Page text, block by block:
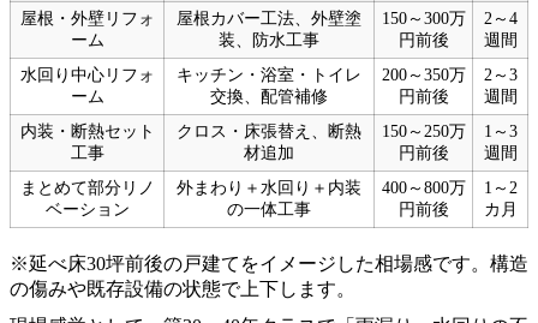
屋根・外壁リフォ
ーム
屋根カバー工法、外壁塗
装、防水工事
150～300万
円前後
2～4
週間
水回り中心リフォ
ーム
キッチン・浴室・トイレ
交換、配管補修
200～350万
円前後
2～3
週間
内装・断熱セット
工事
クロス・床張替え、断熱
材追加
150～250万
円前後
1～3
週間
まとめて部分リノ
ベーション
外まわり＋水回り＋内装
の一体工事
400～800万
円前後
1～2
カ月
※延べ床30坪前後の戸建てをイメージした相場感です。構造
の傷みや既存設備の状態で上下します。